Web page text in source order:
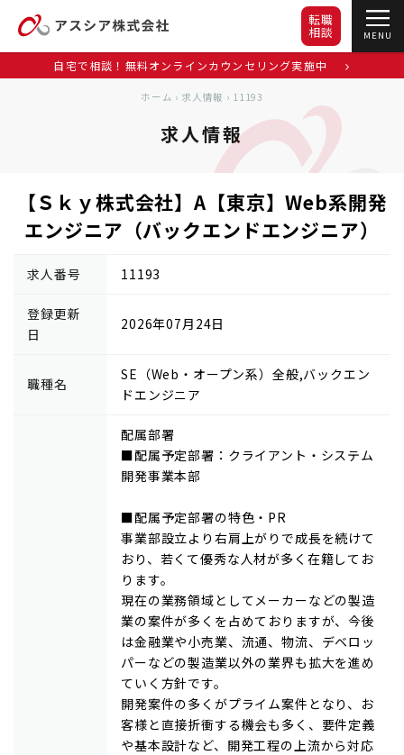
MENU
転職
相談
自宅で相談！無料オンラインカウンセリング実施中
ホーム › 求人情報 › 11193
求人情報
【Ｓｋｙ株式会社】A【東京】Web系開発
エンジニア（バックエンドエンジニア）
求人番号 11193
登録更新
日
2026年07月24日
職種名
SE（Web・オープン系）全般,バックエン
ドエンジニア
配属部署
■配属予定部署：クライアント・システム
開発事業本部
■配属予定部署の特色・PR
事業部設立より右肩上がりで成長を続けて
おり、若くて優秀な人材が多く在籍してお
ります。
現在の業務領域としてメーカーなどの製造
業の案件が多くを占めておりますが、今後
は金融業や小売業、流通、物流、デベロッ
パーなどの製造業以外の業界も拡大を進め
ていく方針です。
開発案件の多くがプライム案件となり、お
客様と直接折衝する機会も多く、要件定義
や基本設計など、開発工程の上流から対応